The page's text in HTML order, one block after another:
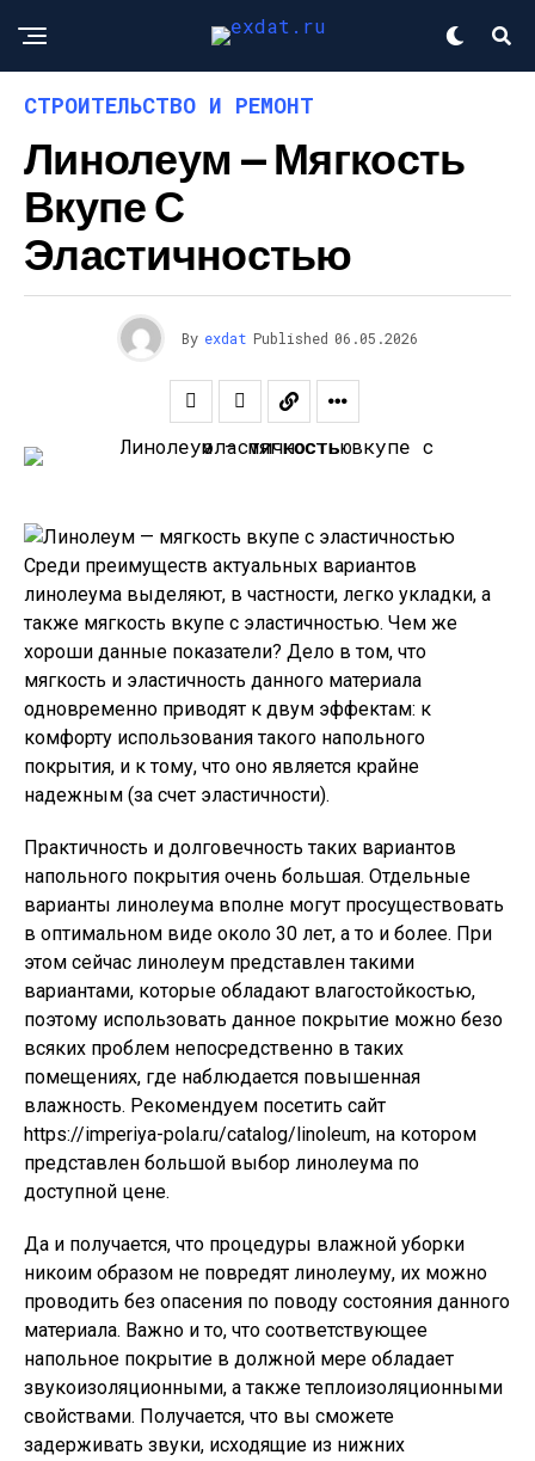
СТРОИТЕЛЬСТВО И РЕМОНТ
Линолеум — Мягкость
Вкупе С
Эластичностью
By exdat Published 06.05.2026
Среди преимуществ актуальных вариантов
линолеума выделяют, в частности, легко укладки, а
также мягкость вкупе с эластичностью. Чем же
хороши данные показатели? Дело в том, что
мягкость и эластичность данного материала
одновременно приводят к двум эффектам: к
комфорту использования такого напольного
покрытия, и к тому, что оно является крайне
надежным (за счет эластичности).
Практичность и долговечность таких вариантов
напольного покрытия очень большая. Отдельные
варианты линолеума вполне могут просуществовать
в оптимальном виде около 30 лет, а то и более. При
этом сейчас линолеум представлен такими
вариантами, которые обладают влагостойкостью,
поэтому использовать данное покрытие можно безо
всяких проблем непосредственно в таких
помещениях, где наблюдается повышенная
влажность. Рекомендуем посетить сайт
https://imperiya-pola.ru/catalog/linoleum, на котором
представлен большой выбор линолеума по
доступной цене.
Да и получается, что процедуры влажной уборки
никоим образом не повредят линолеуму, их можно
проводить без опасения по поводу состояния данного
материала. Важно и то, что соответствующее
напольное покрытие в должной мере обладает
звукоизоляционными, а также теплоизоляционными
свойствами. Получается, что вы сможете
задерживать звуки, исходящие из нижних